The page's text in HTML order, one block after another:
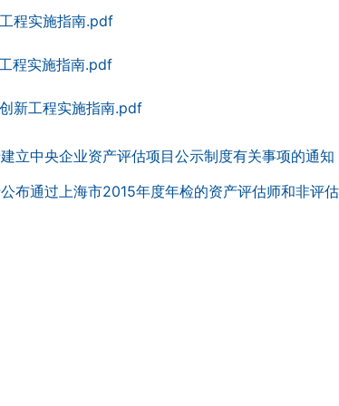
程实施指南.pdf
程实施指南.pdf
新工程实施指南.pdf
立中央企业资产评估项目公示制度有关事项的通知
布通过上海市2015年度年检的资产评估师和非评